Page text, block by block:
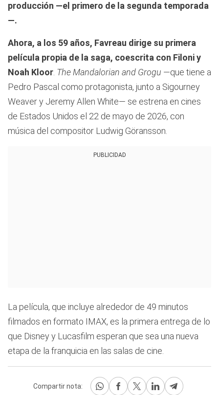
producción —el primero de la segunda temporada
—.
Ahora, a los 59 años, Favreau dirige su primera
película propia de la saga, coescrita con Filoni y
Noah Kloor. The Mandalorian and Grogu —que tiene a
Pedro Pascal como protagonista, junto a Sigourney
Weaver y Jeremy Allen White— se estrena en cines
de Estados Unidos el 22 de mayo de 2026, con
música del compositor Ludwig Göransson.
PUBLICIDAD
La película, que incluye alrededor de 49 minutos
filmados en formato IMAX, es la primera entrega de lo
que Disney y Lucasfilm esperan que sea una nueva
etapa de la franquicia en las salas de cine.
Compartir nota: